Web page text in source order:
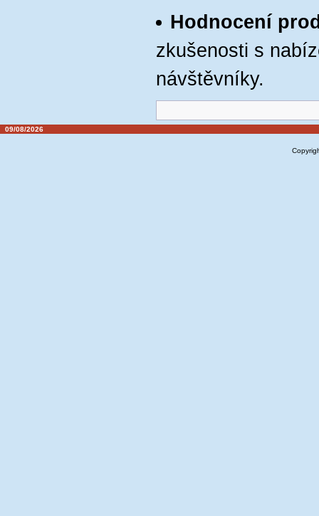
Hodnocení
zkušenosti s
návštěvníky.
09/08/2026